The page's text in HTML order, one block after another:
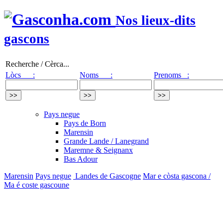
Nos lieux-dits
gascons
Recherche / Cèrca...
Lòcs :
Noms : Prenoms :
Pays negue
Pays de Born
Marensin
Grande Lande / Lanegrand
Maremne & Seignanx
Bas Adour
Marensin Pays negue Landes de Gascogne Mar e còsta gascona /
Ma é coste gascoune